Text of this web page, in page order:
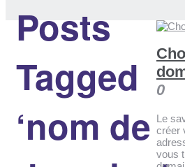
Posts
Tagged
‘nom de
0
Le
créer
vous